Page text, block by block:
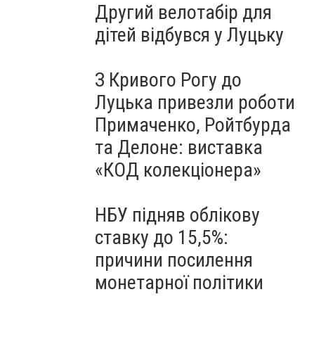
Другий велотабір для
дітей відбувся у Луцьку
З Кривого Рогу до
Луцька привезли роботи
Примаченко, Ройтбурда
та Делоне: виставка
«КОД колекціонера»
НБУ підняв облікову
ставку до 15,5%:
причини посилення
монетарної політики